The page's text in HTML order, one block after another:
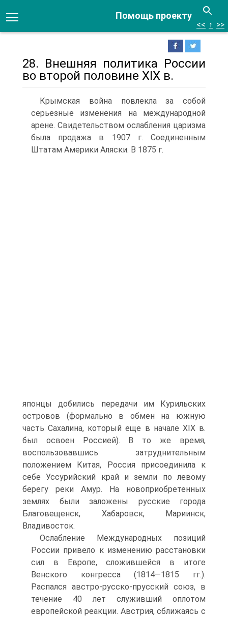
Помощь проекту
<< ↑ >>
28. Внешняя политика России
во второй половине XIX в.
Крымская война повлекла за собой
серьезные изменения на международной
арене. Свидетельством ослабления царизма
была продажа в 1907 г. Соединенным
Штатам Америки Аляски. В 1875 г.
японцы добились передачи им Курильских
островов (формально в обмен на южную
часть Сахалина, который еще в начале XIX в.
был освоен Россией). В то же время,
воспользовавшись затруднительным
положени­ем Китая, Россия присоединила к
себе Уссурийский край и земли по левому
берегу реки Амур. На новоприобретенных
землях были заложены русские города
Благовещенск, Хабаровск, Мариинск,
Владивосток.
Ослабление Международных позиций
России привело к изме­нению расстановки
сил в Европе, сложившейся в итоге
Венского конгресса (1814—1815 гг.).
Распался австро-русско-прусский союз, в
течение 40 лет служивший оплотом
европейской реакции. Австрия, сближаясь с